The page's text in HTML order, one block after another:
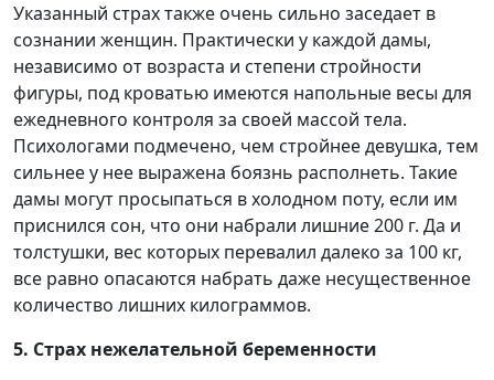
Указанный страх также очень сильно заседает в
сознании женщин. Практически у каждой дамы,
независимо от возраста и степени стройности
фигуры, под кроватью имеются напольные весы для
ежедневного контроля за своей массой тела.
Психологами подмечено, чем стройнее девушка, тем
сильнее у нее выражена боязнь располнеть. Такие
дамы могут просыпаться в холодном поту, если им
приснился сон, что они набрали лишние 200 г. Да и
толстушки, вес которых перевалил далеко за 100 кг,
все равно опасаются набрать даже несущественное
количество лишних килограммов.
5. Страх нежелательной беременности